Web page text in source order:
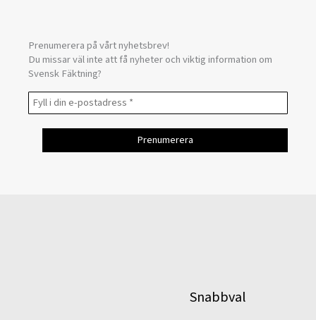
Prenumerera på vårt nyhetsbrev!
Du missar väl inte att få nyheter och viktig information om
Svensk Fäktning?
Snabbval